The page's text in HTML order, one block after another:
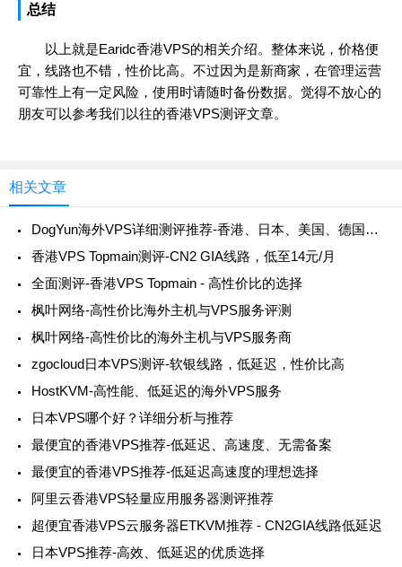
总结
以上就是Earidc香港VPS的相关介绍。整体来说，价格便
宜，线路也不错，性价比高。不过因为是新商家，在管理运营
可靠性上有一定风险，使用时请随时备份数据。觉得不放心的
朋友可以参考我们以往的香港VPS测评文章。
相关文章
DogYun海外VPS详细测评推荐-香港、日本、美国、德国CN2 GIA线路支持
香港VPS Topmain测评-CN2 GIA线路，低至14元/月
全面测评-香港VPS Topmain - 高性价比的选择
枫叶网络-高性价比海外主机与VPS服务评测
枫叶网络-高性价比的海外主机与VPS服务商
zgocloud日本VPS测评-软银线路，低延迟，性价比高
HostKVM-高性能、低延迟的海外VPS服务
日本VPS哪个好？详细分析与推荐
最便宜的香港VPS推荐-低延迟、高速度、无需备案
最便宜的香港VPS推荐-低延迟高速度的理想选择
阿里云香港VPS轻量应用服务器测评推荐
超便宜香港VPS云服务器ETKVM推荐 - CN2GIA线路低延迟
日本VPS推荐-高效、低延迟的优质选择